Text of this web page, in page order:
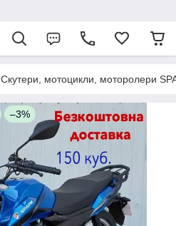
Скутери, мотоцикли, моторолери
–3%